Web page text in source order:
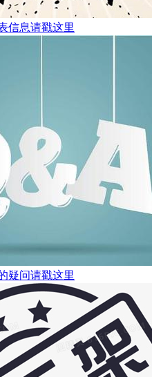
信息请戳这里
疑问请戳这里